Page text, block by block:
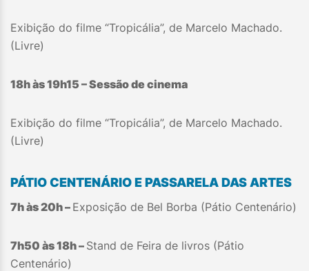
Exibição do filme “Tropicália”, de Marcelo Machado.
(Livre)
18h às 19h15 – Sessão de cinema
Exibição do filme “Tropicália”, de Marcelo Machado.
(Livre)
PÁTIO CENTENÁRIO E PASSARELA DAS ARTES
7h às 20h – Exposição de Bel Borba (Pátio Centenário)
7h50 às 18h – Stand de Feira de livros (Pátio
Centenário)